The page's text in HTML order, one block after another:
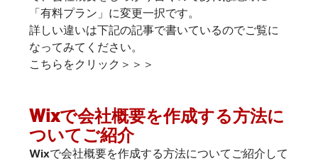
「有料プラン」に変更一択です。
詳しい違いは下記の記事で書いているのでご覧に
なってみてください。
こちらをクリック＞＞＞
Wixで会社概要を作成する方法に
ついてご紹介
Wixで会社概要を作成する方法についてご紹介して